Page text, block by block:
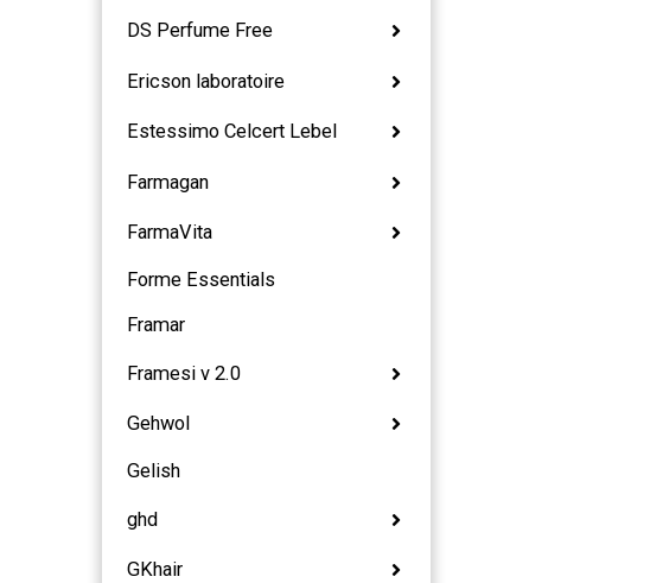
DS Perfume Free
Ericson laboratoire
Estessimo Celcert Lebel
Farmagan
FarmaVita
Forme Essentials
Framar
Framesi v 2.0
Gehwol
Gelish
ghd
GKhair